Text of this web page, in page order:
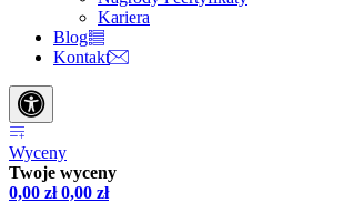
Kariera
Blog
Kontakt
Wyceny
Twoje wyceny
0,00 zł 0,00 zł